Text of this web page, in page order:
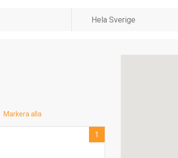
Markera alla
1